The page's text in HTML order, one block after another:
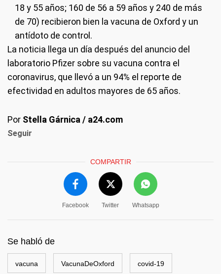
18 y 55 años; 160 de 56 a 59 años y 240 de más
de 70) recibieron bien la vacuna de Oxford y un
antídoto de control.
La noticia llega un día después del anuncio del
laboratorio Pfizer sobre su vacuna contra el
coronavirus, que llevó a un 94% el reporte de
efectividad en adultos mayores de 65 años.
Por Stella Gárnica / a24.com
Seguir
COMPARTIR
Facebook Twitter Whatsapp
Se habló de
vacuna VacunaDeOxford covid-19